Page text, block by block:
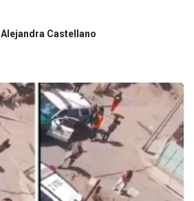
Alejandra Castellano